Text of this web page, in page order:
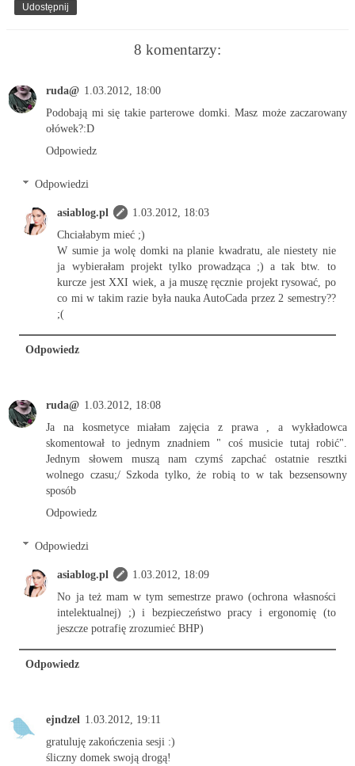
Udostępnij
8 komentarzy:
ruda@ 1.03.2012, 18:00
Podobają mi się takie parterowe domki. Masz może zaczarowany
ołówek?:D
Odpowiedz
Odpowiedzi
asiablog.pl
1.03.2012, 18:03
Chciałabym mieć ;)
W sumie ja wolę domki na planie kwadratu, ale niestety nie
ja wybierałam projekt tylko prowadząca ;) a tak btw. to
kurcze jest XXI wiek, a ja muszę ręcznie projekt rysować, po
co mi w takim razie była nauka AutoCada przez 2 semestry??
;(
Odpowiedz
ruda@ 1.03.2012, 18:08
Ja na kosmetyce miałam zajęcia z prawa , a wykładowca
skomentował to jednym znadniem " coś musicie tutaj robić".
Jednym słowem muszą nam czymś zapchać ostatnie resztki
wolnego czasu;/ Szkoda tylko, że robią to w tak bezsensowny
sposób
Odpowiedz
Odpowiedzi
asiablog.pl
1.03.2012, 18:09
No ja też mam w tym semestrze prawo (ochrona własności
intelektualnej) ;) i bezpieczeństwo pracy i ergonomię (to
jeszcze potrafię zrozumieć BHP)
Odpowiedz
ejndzel 1.03.2012, 19:11
gratuluję zakończenia sesji :)
śliczny domek swoją drogą!